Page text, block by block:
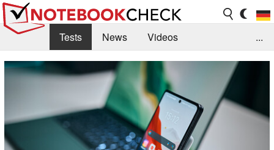
Tests News
Videos
Benchmarks & Tech
Externe Tests
Deals Suche
Forum
...